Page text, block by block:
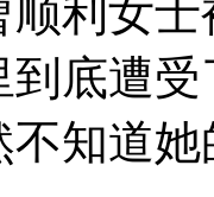
利女
到底遭
知道